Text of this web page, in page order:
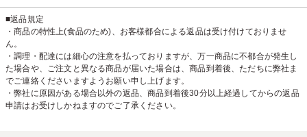
■返品規定
・商品の特性上(食品のため)、お客様都合による返品は受け付けておりませ
ん。
・調理・配達には細心の注意を払っておりますが、万一商品に不都合が発生し
た場合や、ご注文と異なる商品が届いた場合は、商品到着後、ただちに弊社ま
でご連絡くださいますようお願い申し上げます。
・弊社に原因がある場合以外の返品、商品到着後30分以上経過してからの返品
申請はお受けしかねますのでご了承ください。